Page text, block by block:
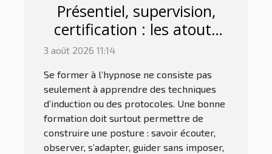
Présentiel, supervision,
certification : les atouts
d'une bonne formation à
l'hypnose à Avignon
3 août 2026 11:14
Se former à l’hypnose ne consiste pas
seulement à apprendre des techniques
d’induction ou des protocoles. Une bonne
formation doit surtout permettre de
construire une posture : savoir écouter,
observer, s’adapter, guider sans imposer,